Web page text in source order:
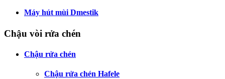
Máy hút mùi Dmestik
Chậu vòi rửa chén
Chậu rửa chén
Chậu rửa chén Hafele